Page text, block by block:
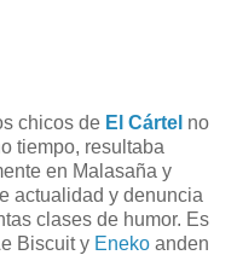
chicos de El Cártel no
tiempo, resultaba
en Malasaña y
actualidad y denuncia
clases de humor. Es
Biscuit y Eneko anden